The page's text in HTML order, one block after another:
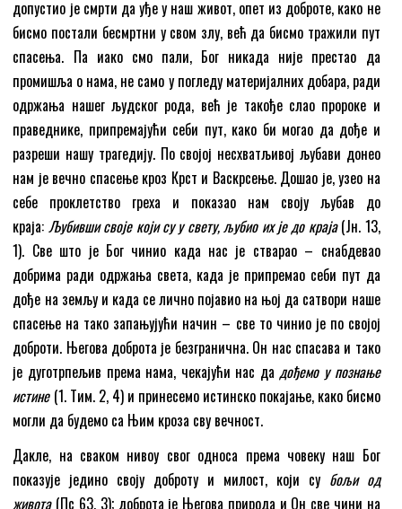
допустио је смрти да уђе у наш живот, опет из доброте, како не
бисмо постали бесмртни у свом злу, већ да бисмо тражили пут
спасења. Па иако смо пали, Бог никада није престао да
промишља о нама, не само у погледу материјалних добара, ради
одржања нашег људског рода, већ је такође слао пророке и
праведнике, припремајући себи пут, како би могао да дође и
разреши нашу трагедију. По својој несхватљивој љубави донео
нам је вечно спасење кроз Крст и Васкрсење. Дошао је, узео на
себе проклетство греха и показао нам своју љубав до
краја: Љубивши своје који су у свету, љубио их је до краја(Јн. 13,
1). Све што је Бог чинио када нас је стварао – снабдевао
добрима ради одржања света, када је припремао себи пут да
дође на земљу и када се лично појавио на њој да сатвори наше
спасење на тако запањујући начин – све то чинио је по својој
доброти. Његова доброта је безгранична. Он нас спасава и тако
је дуготрпељив према нама, чекајући нас да дођемо у познање
истине (1. Тим. 2, 4) и принесемо истинско покајање, како бисмо
могли да будемо са Њим кроза сву вечност.
Дакле, на сваком нивоу свог односа према човеку наш Бог
показује једино своју доброту и милост, који су бољи од
живота (Пс 63, 3); доброта је Његова природа и Он све чини на